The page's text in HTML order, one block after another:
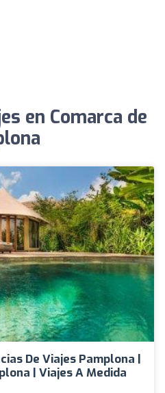
en Comarca de
De Viajes Pamplona |
| Viajes A Medida